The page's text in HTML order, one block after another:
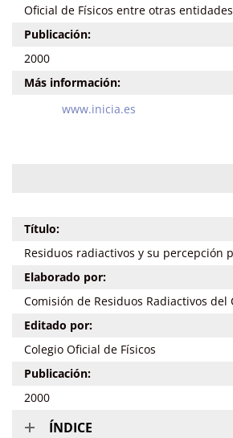
Oficial de Físicos entre otras
Publicación:
2000
Más información:
www.inicia.es
Título:
Residuos radiactivos y su percepción
Elaborado por:
Comisión de Residuos Radiactivos del
Editado por:
Colegio Oficial de Físicos
Publicación:
2000
ÍNDICE